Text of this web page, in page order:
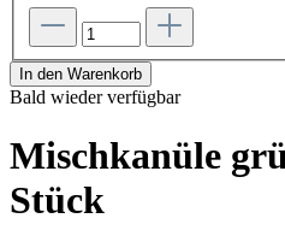
In den Warenkorb
Bald wieder verfügbar
Mischkanüle
Stück